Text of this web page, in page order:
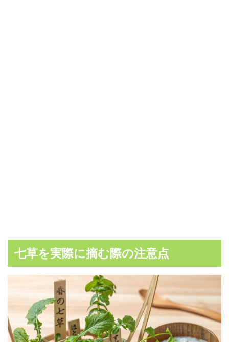
七草を実際に摘む際の注意点